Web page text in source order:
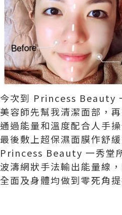
今次到 Princess Beauty
美容師先幫我清潔面部，
通過能量和溫度配合人手
最後敷上超保濕面膜作舒
Princess Beauty 一秀堂
波濤網狀手法輸出能量線
全面及身體均做到零死角